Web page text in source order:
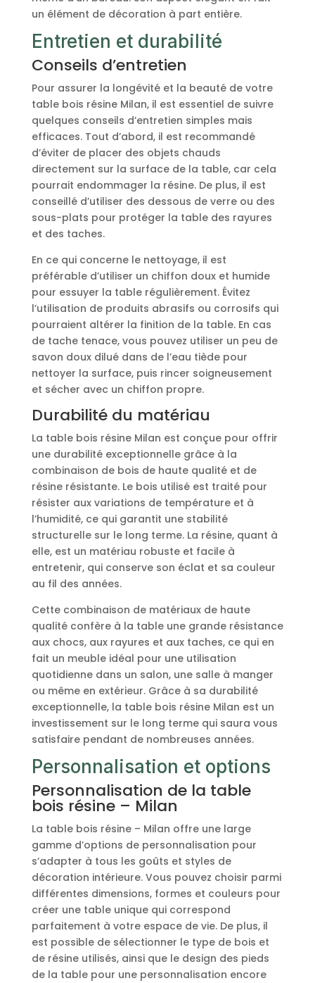
un élément de décoration à part entière.
Entretien et durabilité
Conseils d’entretien
Pour assurer la longévité et la beauté de votre
table bois résine Milan, il est essentiel de suivre
quelques conseils d’entretien simples mais
efficaces. Tout d’abord, il est recommandé
d’éviter de placer des objets chauds
directement sur la surface de la table, car cela
pourrait endommager la résine. De plus, il est
conseillé d’utiliser des dessous de verre ou des
sous-plats pour protéger la table des rayures
et des taches.
En ce qui concerne le nettoyage, il est
préférable d’utiliser un chiffon doux et humide
pour essuyer la table régulièrement. Évitez
l’utilisation de produits abrasifs ou corrosifs qui
pourraient altérer la finition de la table. En cas
de tache tenace, vous pouvez utiliser un peu de
savon doux dilué dans de l’eau tiède pour
nettoyer la surface, puis rincer soigneusement
et sécher avec un chiffon propre.
Durabilité du matériau
La table bois résine Milan est conçue pour offrir
une durabilité exceptionnelle grâce à la
combinaison de bois de haute qualité et de
résine résistante. Le bois utilisé est traité pour
résister aux variations de température et à
l’humidité, ce qui garantit une stabilité
structurelle sur le long terme. La résine, quant à
elle, est un matériau robuste et facile à
entretenir, qui conserve son éclat et sa couleur
au fil des années.
Cette combinaison de matériaux de haute
qualité confère à la table une grande résistance
aux chocs, aux rayures et aux taches, ce qui en
fait un meuble idéal pour une utilisation
quotidienne dans un salon, une salle à manger
ou même en extérieur. Grâce à sa durabilité
exceptionnelle, la table bois résine Milan est un
investissement sur le long terme qui saura vous
satisfaire pendant de nombreuses années.
Personnalisation et options
Personnalisation de la table
bois résine – Milan
La table bois résine – Milan offre une large
gamme d’options de personnalisation pour
s’adapter à tous les goûts et styles de
décoration intérieure. Vous pouvez choisir parmi
différentes dimensions, formes et couleurs pour
créer une table unique qui correspond
parfaitement à votre espace de vie. De plus, il
est possible de sélectionner le type de bois et
de résine utilisés, ainsi que le design des pieds
de la table pour une personnalisation encore